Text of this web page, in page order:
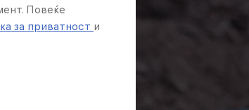
Повеќе
за приватност и